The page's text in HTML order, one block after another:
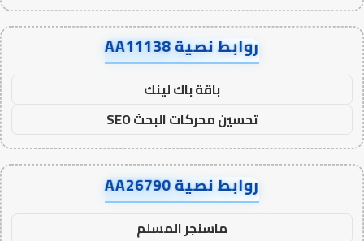
روابط نصية AA11138
باقة باك لينك
تحسين محركات البحث SEO
روابط نصية AA26790
ماسنجر المسلم